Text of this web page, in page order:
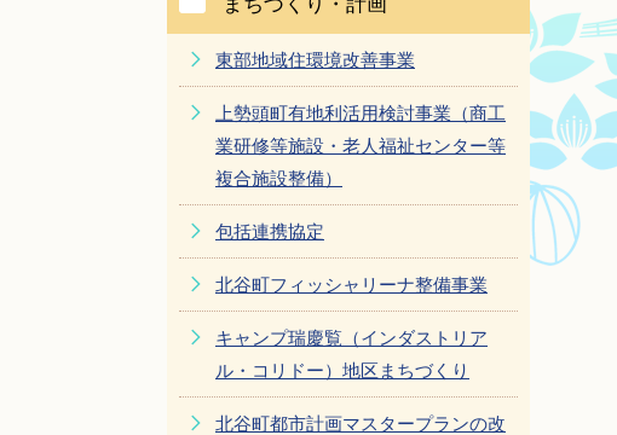
東部地域住環境改善事業
上勢頭町有地利活用検討事業（商工
業研修等施設・老人福祉センター等
複合施設整備）
包括連携協定
北谷町フィッシャリーナ整備事業
キャンプ瑞慶覧（インダストリア
ル・コリドー）地区まちづくり
北谷町都市計画マスタープランの改